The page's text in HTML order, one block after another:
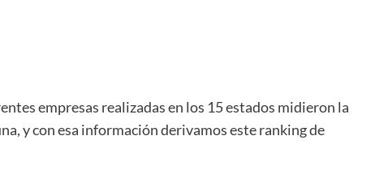
empresas realizadas en los 15 estados midieron la
y con esa información derivamos este ranking de